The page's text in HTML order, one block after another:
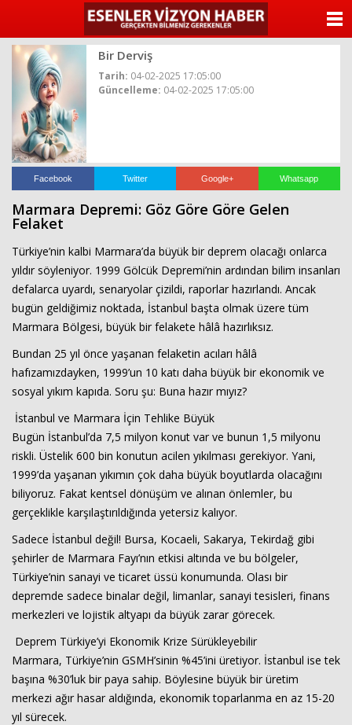
Bir Derviş
Tarih: 04-02-2025 17:05:00
Güncelleme: 04-02-2025 17:05:00
Facebook Twitter Google+ Whatsapp
Marmara Depremi: Göz Göre Göre Gelen
Felaket
Türkiye’nin kalbi Marmara’da büyük bir deprem olacağı onlarca
yıldır söyleniyor. 1999 Gölcük Depremi’nin ardından bilim insanları
defalarca uyardı, senaryolar çizildi, raporlar hazırlandı. Ancak
bugün geldiğimiz noktada, İstanbul başta olmak üzere tüm
Marmara Bölgesi, büyük bir felakete hâlâ hazırlıksız.
Bundan 25 yıl önce yaşanan felaketin acıları hâlâ
hafızamızdayken, 1999’un 10 katı daha büyük bir ekonomik ve
sosyal yıkım kapıda. Soru şu: Buna hazır mıyız?
İstanbul ve Marmara İçin Tehlike Büyük
Bugün İstanbul’da 7,5 milyon konut var ve bunun 1,5 milyonu
riskli. Üstelik 600 bin konutun acilen yıkılması gerekiyor. Yani,
1999’da yaşanan yıkımın çok daha büyük boyutlarda olacağını
biliyoruz. Fakat kentsel dönüşüm ve alınan önlemler, bu
gerçeklikle karşılaştırıldığında yetersiz kalıyor.
Sadece İstanbul değil! Bursa, Kocaeli, Sakarya, Tekirdağ gibi
şehirler de Marmara Fayı’nın etkisi altında ve bu bölgeler,
Türkiye’nin sanayi ve ticaret üssü konumunda. Olası bir
depremde sadece binalar değil, limanlar, sanayi tesisleri, finans
merkezleri ve lojistik altyapı da büyük zarar görecek.
Deprem Türkiye’yi Ekonomik Krize Sürükleyebilir
Marmara, Türkiye’nin GSMH’sinin %45’ini üretiyor. İstanbul ise tek
başına %30’luk bir paya sahip. Böylesine büyük bir üretim
merkezi ağır hasar aldığında, ekonomik toparlanma en az 15-20
yıl sürecek.
ANASAYFA
YAZARLAR
VİDEO GALERİ
KÜNYE
İLETİŞİM
Haberin Doğru Adresi.